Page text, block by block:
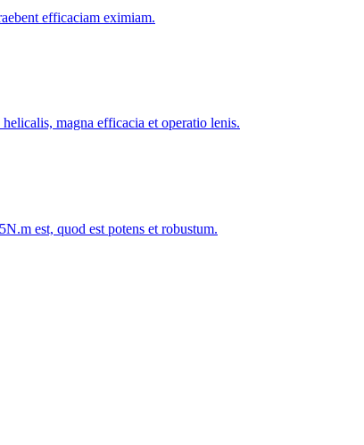
efficaciam eximiam.
magna efficacia et operatio lenis.
est, quod est potens et robustum.